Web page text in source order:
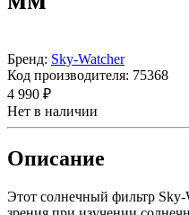
Бренд: Sky-Watcher
Код производителя: 75368
4 990 ₽
Нет в наличии
Описание
Этот солнечный фильтр